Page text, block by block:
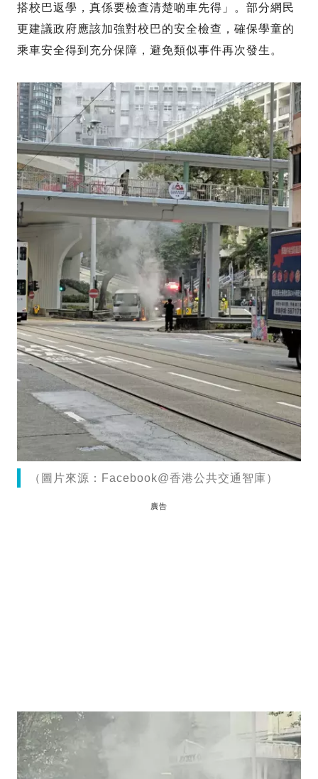
搭校巴返學，真係要檢查清楚啲車先得」。部分網民
更建議政府應該加強對校巴的安全檢查，確保學童的
乘車安全得到充分保障，避免類似事件再次發生。
（圖片來源：Facebook@香港公共交通智庫）
廣告